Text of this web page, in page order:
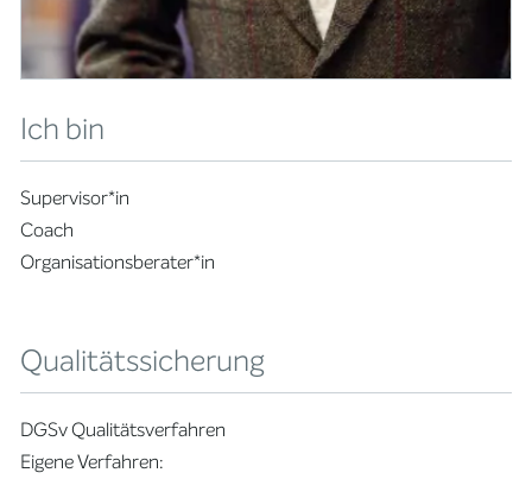
Ich bin
Supervisor*in
Coach
Organisationsberater*in
Qualitätssicherung
DGSv Qualitätsverfahren
Eigene Verfahren: